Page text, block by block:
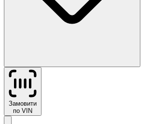
Замовити
по VIN